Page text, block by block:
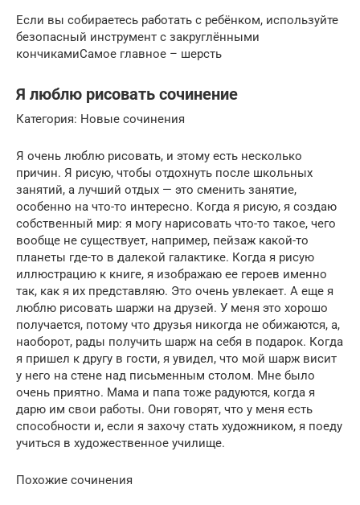
Если вы собираетесь работать с ребёнком, используйте
безопасный инструмент с закруглёнными
кончикамиСамое главное – шерсть
Я люблю рисовать сочинение
Категория: Новые сочинения
Я очень люблю рисовать, и этому есть несколько
причин. Я рисую, чтобы отдохнуть после школьных
занятий, а лучший отдых — это сменить занятие,
особенно на что-то интересно. Когда я рисую, я создаю
собственный мир: я могу нарисовать что-то такое, чего
вообще не существует, например, пейзаж какой-то
планеты где-то в далекой галактике. Когда я рисую
иллюстрацию к книге, я изображаю ее героев именно
так, как я их представляю. Это очень увлекает. А еще я
люблю рисовать шаржи на друзей. У меня это хорошо
получается, потому что друзья никогда не обижаются, а,
наоборот, рады получить шарж на себя в подарок. Когда
я пришел к другу в гости, я увидел, что мой шарж висит
у него на стене над письменным столом. Мне было
очень приятно. Мама и папа тоже радуются, когда я
дарю им свои работы. Они говорят, что у меня есть
способности и, если я захочу стать художником, я поеду
учиться в художественное училище.
Похожие сочинения